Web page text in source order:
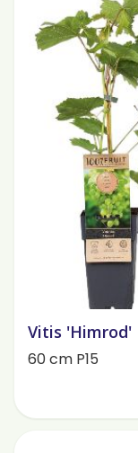
Vitis 'Himrod'
60 cm P15